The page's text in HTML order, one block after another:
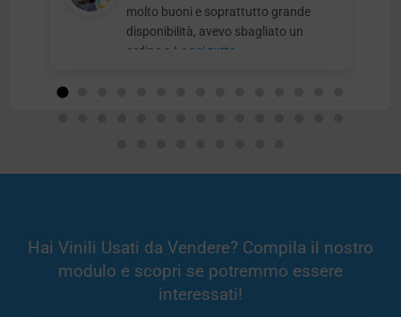
molto buoni e soprattutto grande
disponibilità, avevo sbagliato un
ordine e Leggi tutto
Hai Vinili Usati da Vendere? Compila il nostro
modulo e scopri se potremmo essere
interessati!